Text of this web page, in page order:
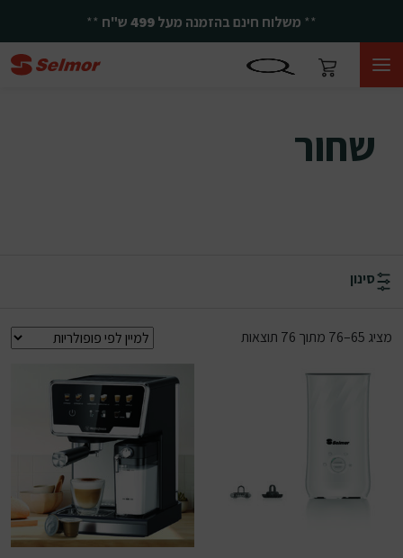
**יחד ננצח!**
שחור
סינון
מציג 65–76 מתוך 76 תוצאות ממוין לפי פופולריות